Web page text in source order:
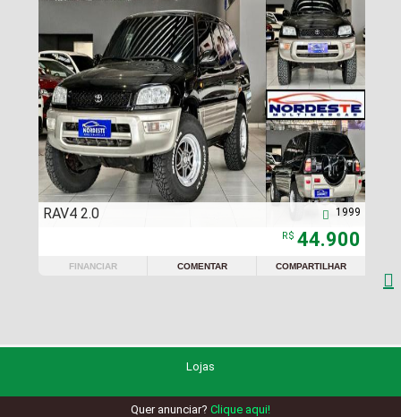
RAV4 2.0 1999

R$ 44.900
FINANCIAR COMENTAR COMPARTILHAR

Lojas
Quer anunciar? Clique aqui!